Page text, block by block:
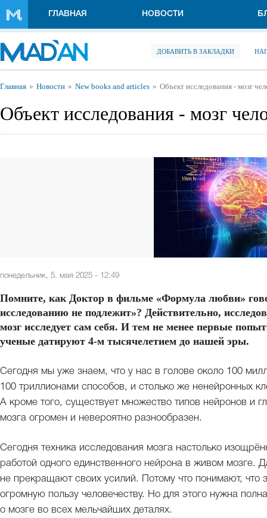
ГЛАВНАЯ НОВОСТИ
ДОБАВИТЬ В ЗАКЛАДКИ
Вы здесь
Главная Новости New books and articles Объект исследования - мозг
Объект исследования - мозг
понедельник, 5. мая 2025 - 12:49
Помните, как Доктор в фильме «Формула любви»
исследованию не подлежит»? Действительно,
мозг исследует сам себя. И тем не менее первые
ученые датируют 4-м тысячелетием до нашей эры.
Сегодня мы уже знаем, что у нас в голове около 100
100 триллионами способов, и столько же ненейронных
А кроме того, существует множество типов нейронов и
мозга огромен и невероятно разнообразен.
Сегодня техника исследования мозга настолько
работой одного единственного нейрона в живом мозге.
не прекращают своих усилий. Потому что понимают, что
огромную пользу человечеству. Но для этого нужна
о мозге во всех мельчайших деталях.